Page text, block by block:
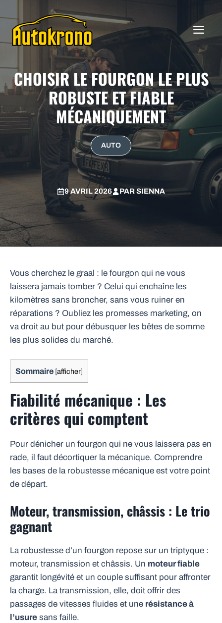
au
contenu
CHOISIR LE FOURGON LE PLUS
ROBUSTE ET FIABLE
MÉCANIQUEMENT
AUTO
9 AVRIL 2026 PARSIENNA
Vous cherchez le graal : le fourgon qui ne vous
laissera jamais tomber ? Celui qui enchaîne les
kilomètres sans broncher, sans vous ruiner en
réparations ? Oubliez les promesses marketing, on
va droit au but pour débusquer les bêtes de somme
les plus solides du marché.
Sommaire [afficher]
Fiabilité mécanique : Les
critères qui comptent
Pour dénicher un fourgon qui ne vous laissera pas en
rade, il faut décortiquer la mécanique. Comprendre
les bases de la robustesse mécanique est votre point
de départ.
Moteur, transmission, châssis : Le trio
gagnant
La robustesse d’un fourgon repose sur un triptyque :
moteur, transmission et châssis. Un moteur fiable
garantit longévité et un couple suffisant pour affronter
la charge. La transmission, elle, doit offrir des
passages de vitesses fluides et une résistance à
l’usure sans faille.